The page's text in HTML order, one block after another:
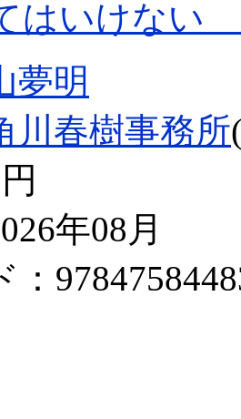
はいけない
夢明
川春樹事務所
年08月
：